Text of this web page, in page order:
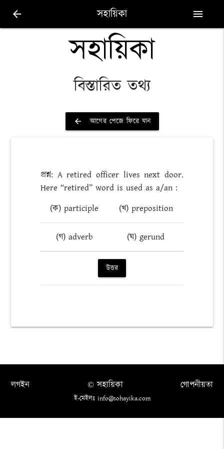
arrow_back সহায়িকা menu
সহায়িকা
বিস্তারিত তথ্য
arrow_back আগের পেজে ফিরে যান
প্রশ্ন: A retired officer lives next door.
Here “retired” word is used as a/an :
(ক) participle
(খ) preposition
(গ) adverb (ঘ) gerund
উত্তর
লগইন গোপনীয়তা
© সহায়িকা
ই-মেইলঃ info@sohayika.com